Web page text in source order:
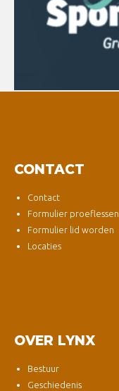
CONTACT
Contact
Formulier proeflessen
Formulier lid worden
Locaties
OVER LYNX
Bestuur
Geschiedenis